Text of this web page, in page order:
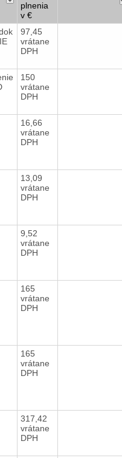
plnenia
v €
97,45
vrátane
DPH
150
vrátane
DPH
16,66
vrátane
DPH
13,09
vrátane
DPH
9,52
vrátane
DPH
165
vrátane
DPH
165
vrátane
DPH
317,42
vrátane
DPH